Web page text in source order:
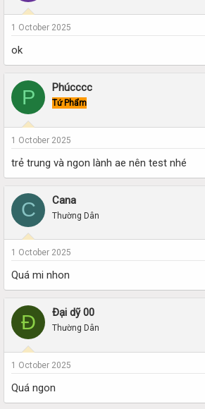
1 October 2025
ok
P Phúcccc
Tứ Phẩm
1 October 2025
trẻ trung và ngon lành ae nên test nhé
C Cana
Thường Dân
1 October 2025
Quá mi nhon
Đ Đại dỹ 00
Thường Dân
1 October 2025
Quá ngon